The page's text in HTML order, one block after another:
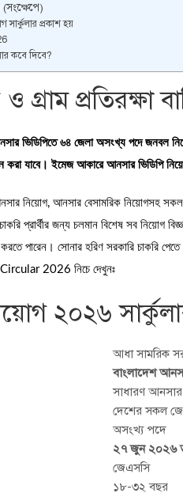
সার্কুলার প্রকাশ হয়
কবে দিবে?
প্রতিরক্ষা
ভিডিপিতে ৬৪ জেলা অসংখ্য পদে
যাবে। ইমেজ আকারে আনসার ভিডিপি
নিয়োগ, আনসার বেসামরিক নিয়োগসহ
প্রার্থীর জন্য চলমান বিশেষ সব নিয়োগ
করতে পারেন। সোনার হরিণ সরকারি
2026 নিচে দেখুনঃ
২০২৬
আধা সামরিক
বাংলাদেশ
সাধারণ আনসার
দেশের সকল
অসংখ্য পদে
২৭ জুন ২০২৬
জেএসসি
১৮-৩২ বছর